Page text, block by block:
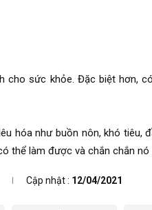
cho sức khỏe. Đặc biệt hơn,
hóa như buồn nôn, khó tiêu,
thể làm được và chắn chắn
Cập nhật 12/04/2021